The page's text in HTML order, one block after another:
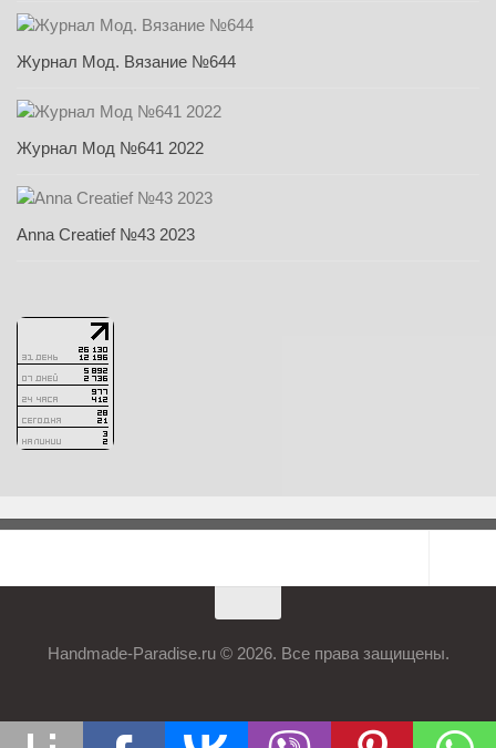
Журнал Мод. Вязание №644
Журнал Мод №641 2022
Anna Creatief №43 2023
Handmade-Paradise.ru © 2026. Все права защищены.